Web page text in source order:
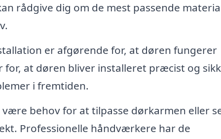
rådgive dig om de mest passende
er afgørende for, at døren fungerer
at døren bliver installeret præcist og
i fremtiden.
behov for at tilpasse dørkarmen eller
Professionelle håndværkere har de